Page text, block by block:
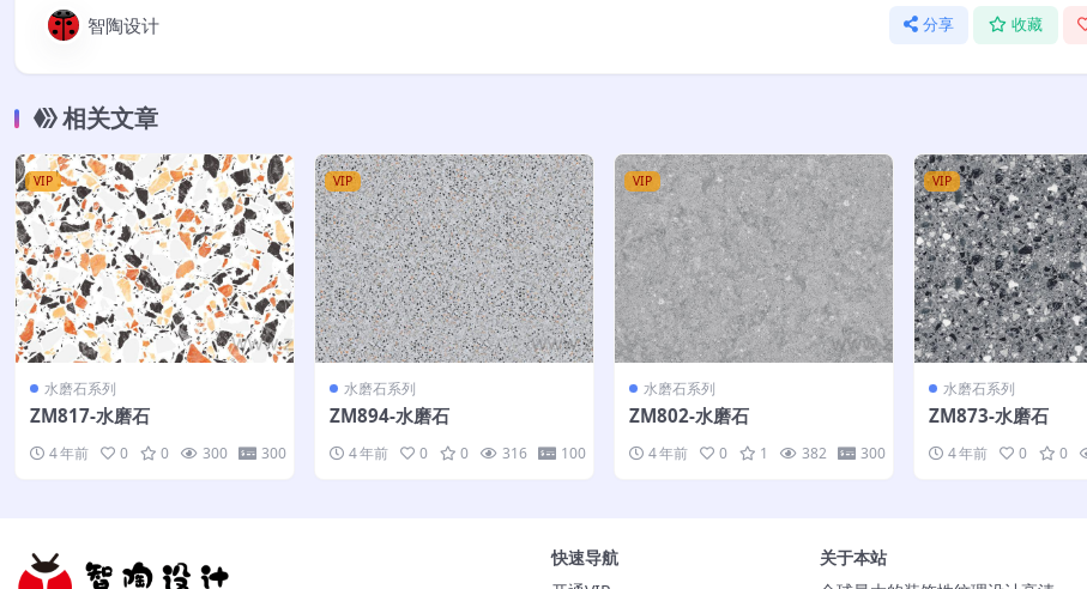
智陶设计 分享 收藏
相关文章
VIP
水磨石系列
ZM817-水磨石
4 年前 0 0 300 300
VIP
水磨石系列
ZM894-水磨石
4 年前 0 0 316 100
VIP
水磨石系列
ZM802-水磨石
4 年前 0 1 382 300
VIP
水磨石系列
ZM873-水磨石
4 年前 0 0
快速导航
关于本站